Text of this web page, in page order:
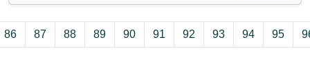
86 87 88 89 90 91 92 93 94 95